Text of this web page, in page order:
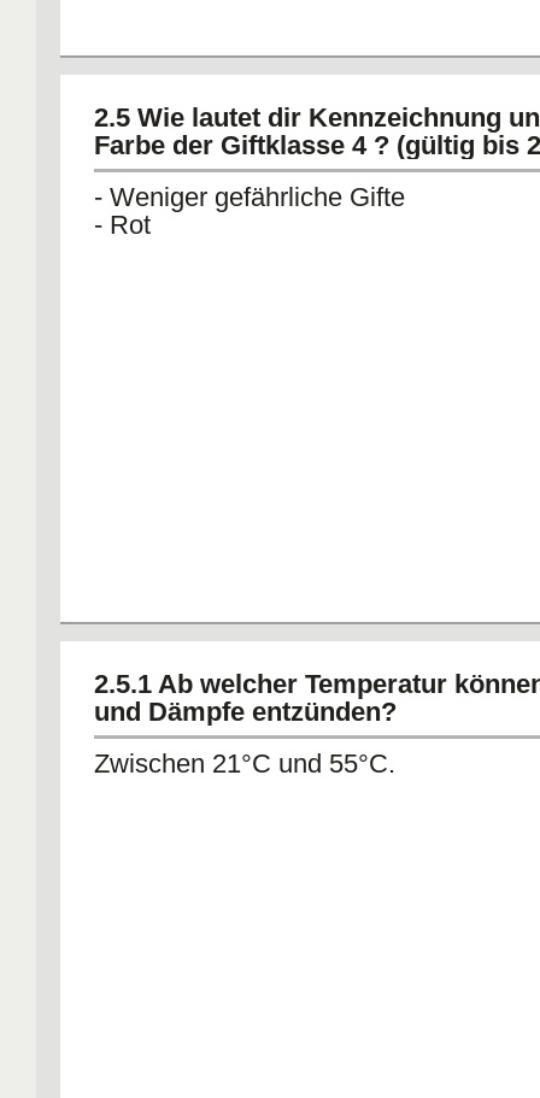
2.5 Wie lautet dir Kennzeichnung
Farbe der Giftklasse 4 ? (gültig bis
- Weniger gefährliche Gifte
- Rot
2.5.1 Ab welcher Temperatur
und Dämpfe entzünden?
Zwischen 21°C und 55°C.